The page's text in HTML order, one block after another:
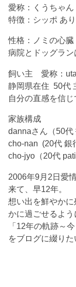
愛称：くうちゃん
特徴：シッポ あ
性格：ノミの心臓
病院とドッグラン
飼い主 愛称：uta
静岡県在住 50代
自分の直感を信じ
家族構成
dannaさん（50代
cho-nan (20代 銀
cho-jyo（20代
2006年9月2日愛
来て、早12年。
想い出を鮮やか
かに過ごせるよう
「12年の軌跡～
をブログに綴りた